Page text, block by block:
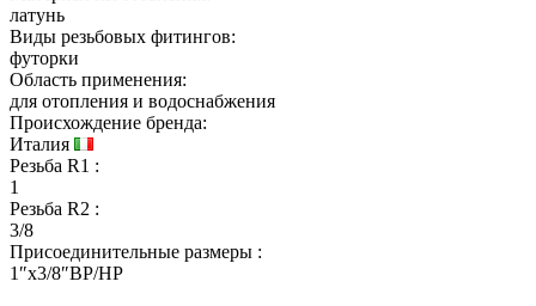
латунь
Виды резьбовых фитингов:
футорки
Область применения:
для отопления и водоснабжения
Происхождение бренда:
Италия
Резьба R1 :
1
Резьба R2 :
3/8
Присоединительные размеры :
1″x3/8″ВР/НР